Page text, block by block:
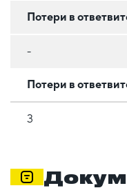
Потери в
-
Потери в
3